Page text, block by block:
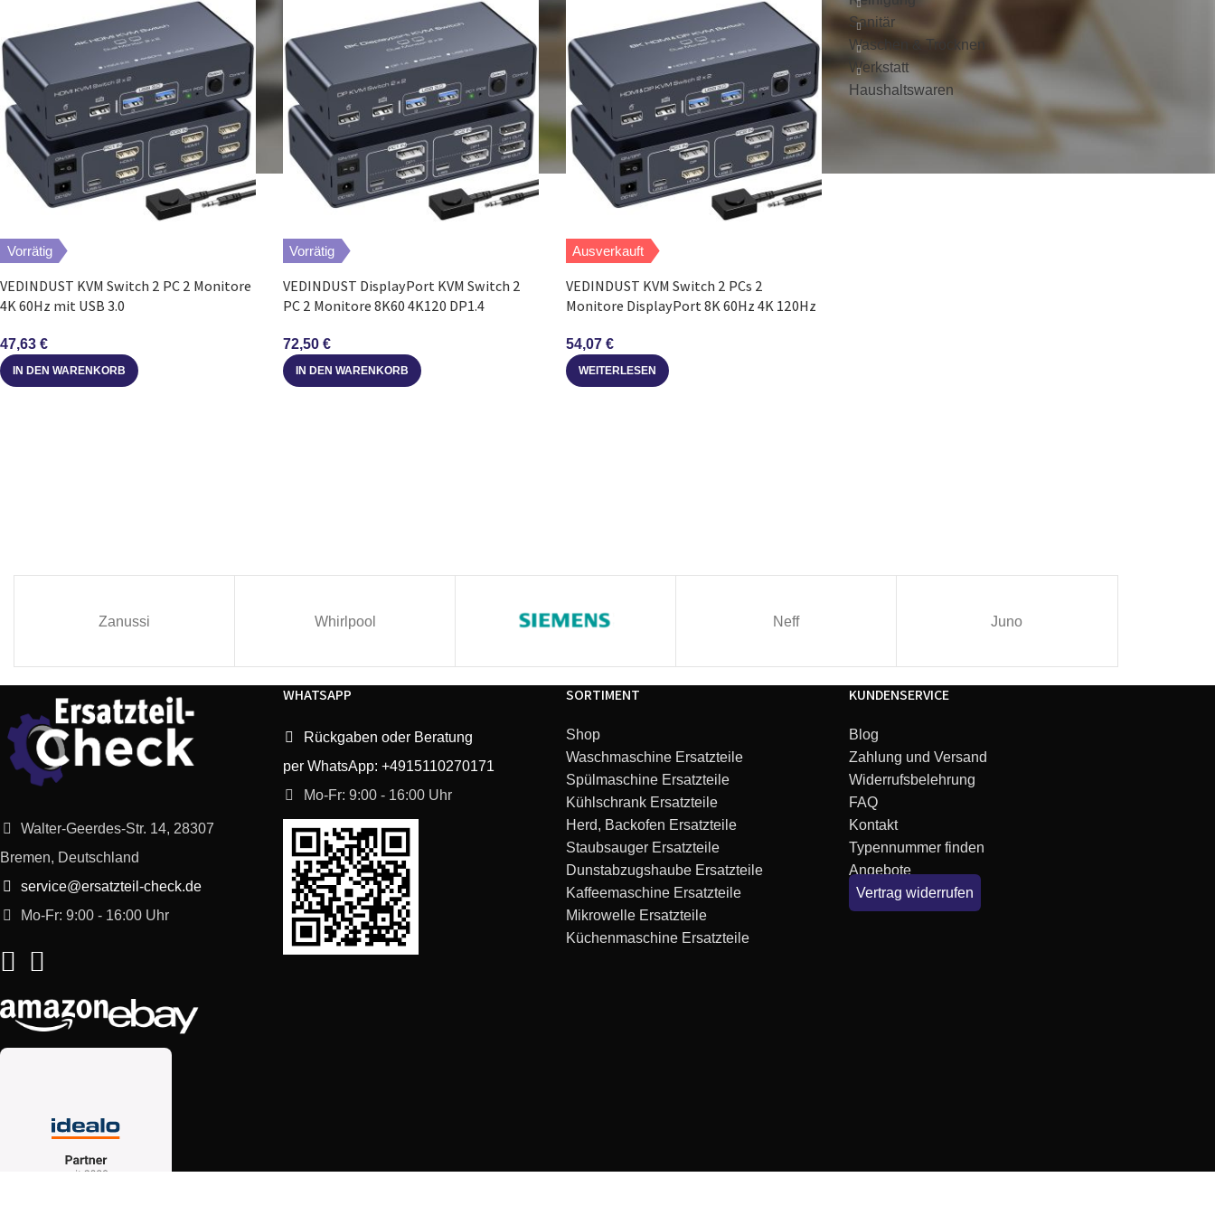
Vorrätig
VEDINDUST KVM Switch 2 PC 2 Monitore
4K 60Hz mit USB 3.0
47,63 €
IN DEN WARENKORB
Vorrätig
VEDINDUST DisplayPort KVM Switch 2
PC 2 Monitore 8K60 4K120 DP1.4
72,50 €
IN DEN WARENKORB
Ausverkauft
VEDINDUST KVM Switch 2 PCs 2
Monitore DisplayPort 8K 60Hz 4K 120Hz
54,07 €
WEITERLESEN
Sanitär
Waschen & Trocknen
Werkstatt
Haushaltswaren
Zanussi Whirlpool Neff Juno
Walter-Geerdes-Str. 14, 28307
Bremen, Deutschland
service@ersatzteil-check.de
Mo-Fr: 9:00 - 16:00 Uhr
WHATSAPP
Rückgaben oder Beratung
per WhatsApp: +4915110270171
Mo-Fr: 9:00 - 16:00 Uhr
SORTIMENT
Shop
Waschmaschine Ersatzteile
Spülmaschine Ersatzteile
Kühlschrank Ersatzteile
Herd, Backofen Ersatzteile
Staubsauger Ersatzteile
Dunstabzugshaube Ersatzteile
Kaffeemaschine Ersatzteile
Mikrowelle Ersatzteile
Küchenmaschine Ersatzteile
KUNDENSERVICE
Blog
Zahlung und Versand
Widerrufsbelehrung
FAQ
Kontakt
Typennummer finden
Angebote
Vertrag widerrufen